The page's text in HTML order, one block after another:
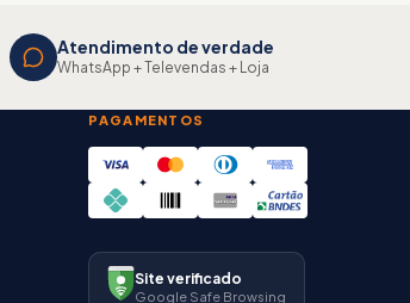
Atendimento de verdade
WhatsApp + Televendas + Loja
PAGAMENTOS
Site verificado
Google Safe Browsing